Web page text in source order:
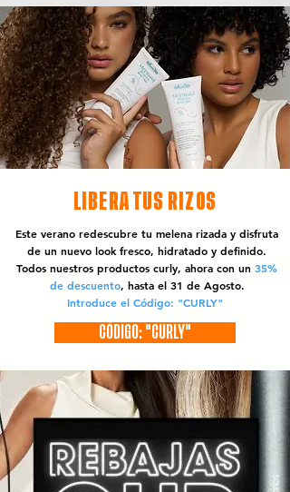
LIBERA TUS RIZOS
Este verano redescubre tu melena rizada y disfruta
de un nuevo look fresco, hidratado y definido.
Todos nuestros productos curly, ahora con un 35%
de descuento, hasta el 31 de Agosto.
Introduce el Código: "CURLY"
CÓDIGO: "CURLY"